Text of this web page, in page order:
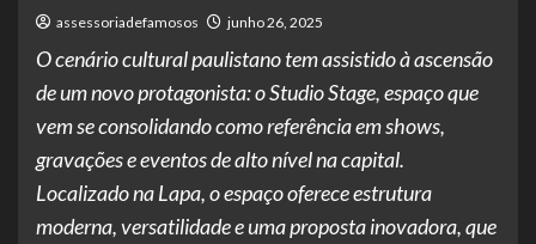
assessoriadefamosos junho 26, 2025
O cenário cultural paulistano tem assistido à ascensão
de um novo protagonista: o Studio Stage, espaço que
vem se consolidando como referência em shows,
gravações e eventos de alto nível na capital.
Localizado na Lapa, o espaço oferece estrutura
moderna, versatilidade e uma proposta inovadora, que